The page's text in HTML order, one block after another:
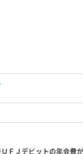
ＦＪデビットの年会費